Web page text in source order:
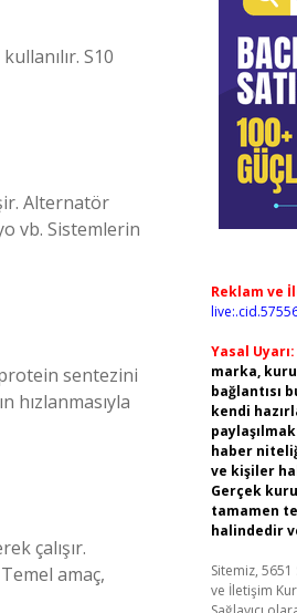
S10
Alternatör
vb. Sistemlerin
sentezini
hızlanmasıyla
çalışır.
amaç,
Reklam ve
Yasal Uyarı:
marka,
bağlantısı
kendi
haber
ve kişiler
Gerçek
tamamen
halindedir
Sitemiz, 5651
ve İletişim